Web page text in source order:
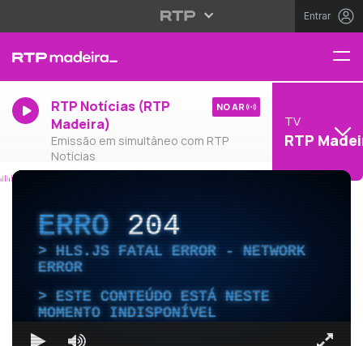
Entrar
RTP Notícias (RTP
Madeira)
Emissão em simultâneo com RTP
Notícias
NO AR
TV
RTP
ERRO204
HLS.JS FATAL ERROR - NETWORK
ERROR
ESTE CONTEÚDO ESTÁ NESTE
MOMENTO INDISPONÍVEL